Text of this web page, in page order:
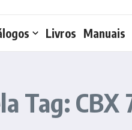
Livros Manuais
Tag: CBX